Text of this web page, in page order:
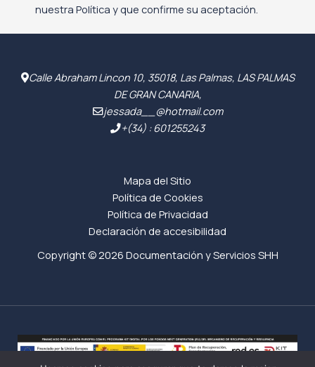
nuestra Política y que confirme su aceptación.
Calle Abraham Lincon 10, 35018, Las Palmas, LAS PALMAS
DE GRAN CANARIA,
jessada__@hotmail.com
+(34) : 601255243
Mapa del Sitio
Política de Cookies
Política de Privacidad
Declaración de accesibilidad
Copyright © 2026 Documentación y Servicios SHH